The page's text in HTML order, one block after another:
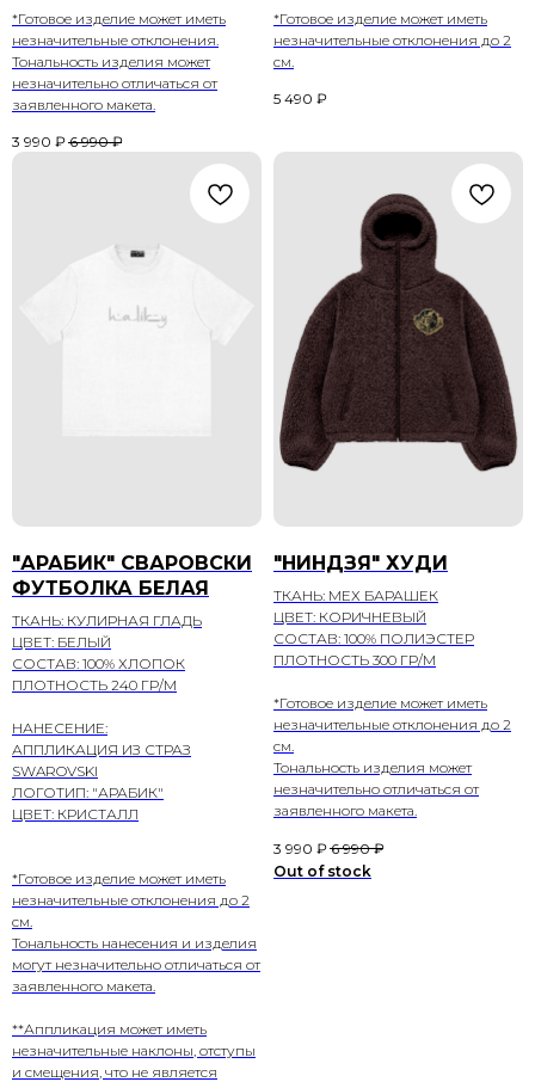
*Готовое изделие может иметь
незначительные отклонения.
Тональность изделия может
незначительно отличаться от
заявленного макета.
3 990 ₽ 6 990 ₽
*Готовое изделие может иметь
незначительные отклонения до 2
см.
5 490 ₽
"АРАБИК" СВАРОВСКИ
ФУТБОЛКА БЕЛАЯ
ТКАНЬ: КУЛИРНАЯ ГЛАДЬ
ЦВЕТ: БЕЛЫЙ
СОСТАВ: 100% ХЛОПОК
ПЛОТНОСТЬ 240 ГР/М
НАНЕСЕНИЕ:
АППЛИКАЦИЯ ИЗ СТРАЗ
SWAROVSKI
ЛОГОТИП: "АРАБИК"
ЦВЕТ: КРИСТАЛЛ
*Готовое изделие может иметь
незначительные отклонения до 2
см.
Тональность нанесения и изделия
могут незначительно отличаться от
заявленного макета.
**Аппликация может иметь
незначительные наклоны, отступы
и смещения, что не является
"НИНДЗЯ" ХУДИ
ТКАНЬ: МЕХ БАРАШЕК
ЦВЕТ: КОРИЧНЕВЫЙ
СОСТАВ: 100% ПОЛИЭСТЕР
ПЛОТНОСТЬ 300 ГР/М
*Готовое изделие может иметь
незначительные отклонения до 2
см.
Тональность изделия может
незначительно отличаться от
заявленного макета.
3 990 ₽ 6 990 ₽
Out of stock